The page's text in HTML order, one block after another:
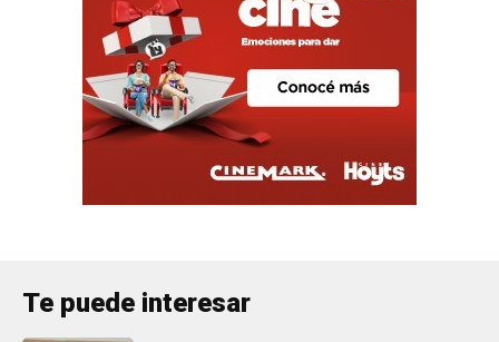
Te puede interesar